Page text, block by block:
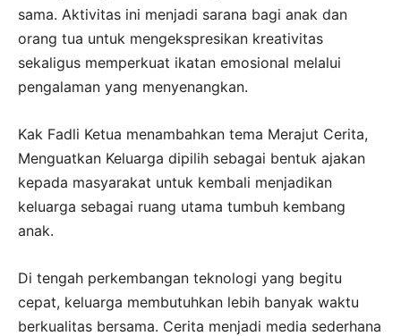
sama. Aktivitas ini menjadi sarana bagi anak dan
orang tua untuk mengekspresikan kreativitas
sekaligus memperkuat ikatan emosional melalui
pengalaman yang menyenangkan.
Kak Fadli Ketua menambahkan tema Merajut Cerita,
Menguatkan Keluarga dipilih sebagai bentuk ajakan
kepada masyarakat untuk kembali menjadikan
keluarga sebagai ruang utama tumbuh kembang
anak.
Di tengah perkembangan teknologi yang begitu
cepat, keluarga membutuhkan lebih banyak waktu
berkualitas bersama. Cerita menjadi media sederhana